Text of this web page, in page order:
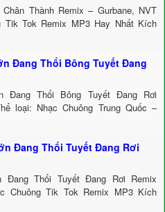
Thành Remix – Gurbane, NVT
Tik Tok Remix MP3 Hay Nhất Kích
Đang Thổi Bông Tuyết Đang
Đang Thổi Bông Tuyết Đang Rơi
loại: Nhạc Chuông Trung Quốc –
Đang Thổi Tuyết Đang Rơi
Đang Thổi Tuyết Đang Rơi Remix
Chuông Tik Tok Remix MP3 Kích